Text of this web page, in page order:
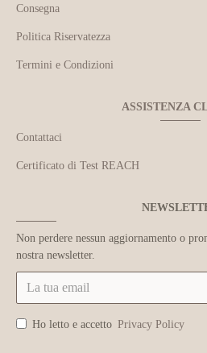
Consegna
Politica Riservatezza
Termini e Condizioni
ASSISTENZA
Contattaci
Certificato di Test REACH
Non perdere nessun aggiornamento o
nostra newsletter.
Ho letto e accetto Privacy Policy